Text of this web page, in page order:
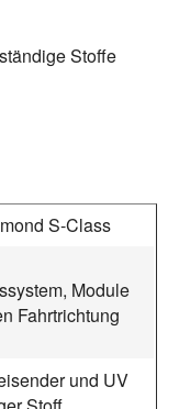
Stoffe
S-Class
Module
Fahrtrichtung
und UV